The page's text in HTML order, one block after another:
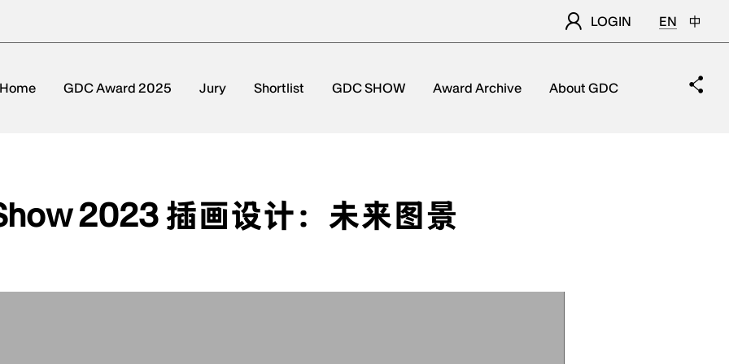
LOGIN EN 中
Home GDC Award 2025 Jury Shortlist GDC SHOW Award Archive About GDC
2023 插画设计：未来图景